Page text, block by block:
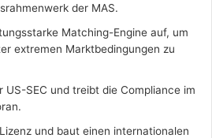
der MAS.
Matching-Engine auf, um
extremen Marktbedingungen zu
US-SEC und treibt die Compliance im
und baut einen internationalen